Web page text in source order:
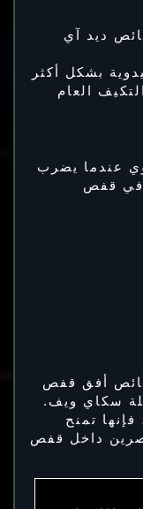
ديد آي
بشكل أكثر
العام
عندما يضرب
في قفص
أفق قفص
سكاي ويف.
تمنح
داخل قفص